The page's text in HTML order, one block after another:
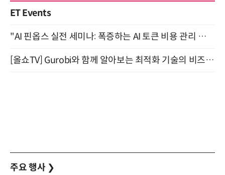
ET Events
"AI 핀옵스 실전 세미나: 폭증하는 AI 토큰 비용 관리 전략" 8월 21일 개최
[올쇼TV] Gurobi와 함께 알아보는 최적화 기술의 비즈니스 활용 (8월 20일 생방송)
주요 행사 ❯